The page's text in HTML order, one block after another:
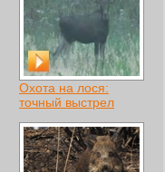
Охота на лося:
точный выстрел